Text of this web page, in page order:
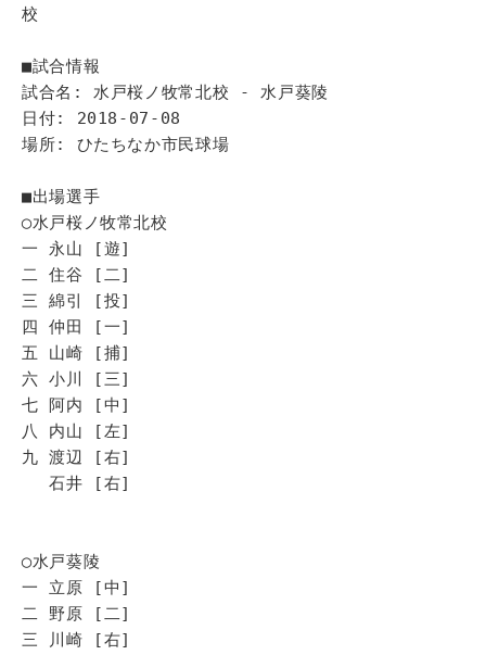
校
■試合情報
試合名: 水戸桜ノ牧常北校 - 水戸葵陵
日付: 2018-07-08
場所: ひたちなか市民球場
■出場選手
◯水戸桜ノ牧常北校
一 永山 [遊]
二 住谷 [二]
三 綿引 [投]
四 仲田 [一]
五 山崎 [捕]
六 小川 [三]
七 阿内 [中]
八 内山 [左]
九 渡辺 [右]
石井 [右]
◯水戸葵陵
一 立原 [中]
二 野原 [二]
三 川崎 [右]